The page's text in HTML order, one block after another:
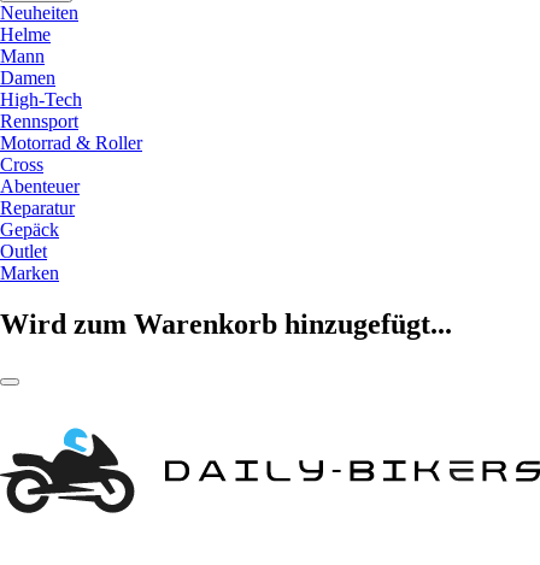
Neuheiten
Helme
Mann
Damen
High-Tech
Rennsport
Motorrad & Roller
Cross
Abenteuer
Reparatur
Gepäck
Outlet
Marken
Wird zum Warenkorb hinzugefügt...